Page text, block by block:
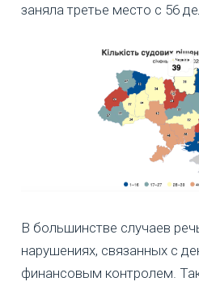
заняла третье место с 56
В большинстве случаев
нарушениях, связанных с
финансовым контролем.